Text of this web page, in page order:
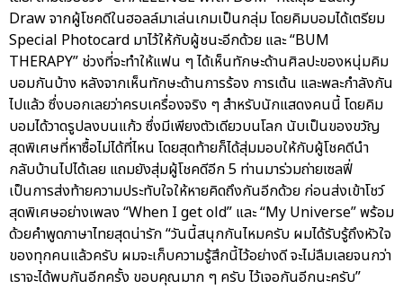
Draw จากผู้โชคดีในฮอลล์มาเล่นเกมเป็นกลุ่ม โดยคิมบอมได้เตรียม
Special Photocard มาไว้ให้กับผู้ชนะอีกด้วย และ “BUM
THERAPY” ช่วงที่จะทำให้แฟน ๆ ได้เห็นทักษะด้านศิลปะของหนุ่มคิม
บอมกันบ้าง หลังจากเห็นทักษะด้านการร้อง การเต้น และพละกำลังกัน
ไปแล้ว ซึ่งบอกเลยว่าครบเครื่องจริง ๆ สำหรับนักแสดงคนนี้ โดยคิม
บอมได้วาดรูปลงบนแก้ว ซึ่งมีเพียงตัวเดียวบนโลก นับเป็นของขวัญ
สุดพิเศษที่หาซื้อไม่ได้ที่ไหน โดยสุดท้ายก็ได้สุ่มมอบให้กับผู้โชคดีนำ
กลับบ้านไปได้เลย แถมยังสุ่มผู้โชคดีอีก 5 ท่านมาร่วมถ่ายเซลฟี่
เป็นการส่งท้ายความประทับใจให้หายคิดถึงกันอีกด้วย ก่อนส่งเข้าโชว์
สุดพิเศษอย่างเพลง “When I get old” และ “My Universe” พร้อม
ด้วยคำพูดภาษาไทยสุดน่ารัก “วันนี้สนุกกันไหมครับ ผมได้รับรู้ถึงหัวใจ
ของทุกคนแล้วครับ ผมจะเก็บความรู้สึกนี้ไว้อย่างดี จะไม่ลืมเลยจนกว่า
เราจะได้พบกันอีกครั้ง ขอบคุณมาก ๆ ครับ ไว้เจอกันอีกนะครับ”